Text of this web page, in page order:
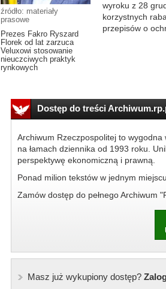
źródło: materiały
prasowe
Prezes Fakro Ryszard
Florek od lat zarzuca
Veluxowi stosowanie
nieuczciwych praktyk
rynkowych
wyroku z 28
korzystnych
przepisów o
Dostęp do treści
Archiwum Rzeczpospolitej to
na łamach dziennika od 1993 roku.
perspektywę ekonomiczną i prawną.
Ponad milion tekstów w jednym miejscu.
Zamów dostęp do pełnego Archiwum
Masz już wykupiony dostęp?